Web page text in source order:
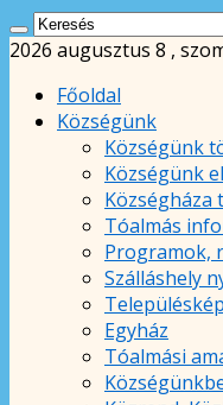
2026 augusztus 8 ,
Főoldal
Községünk
Községünk
Községünk
Községháza
Tóalmás
Programok,
Szálláshely
Egyház
Tóalmási